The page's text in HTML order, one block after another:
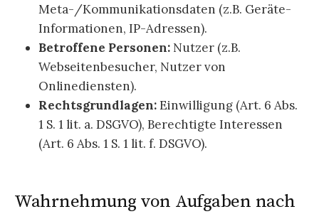
Meta-/Kommunikationsdaten (z.B. Geräte-
Informationen, IP-Adressen).
Betroffene Personen: Nutzer (z.B.
Webseitenbesucher, Nutzer von
Onlinediensten).
Rechtsgrundlagen:Einwilligung (Art. 6 Abs.
1 S. 1 lit. a. DSGVO), Berechtigte Interessen
(Art. 6 Abs. 1 S. 1 lit. f. DSGVO).
Wahrnehmung von Aufgaben nach